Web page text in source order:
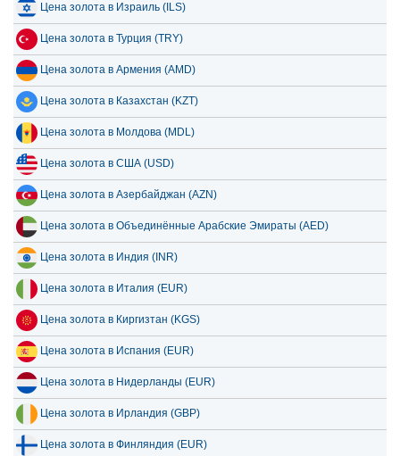
Цена золота в Израиль (ILS)
Цена золота в Турция (TRY)
Цена золота в Армения (AMD)
Цена золота в Казахстан (KZT)
Цена золота в Молдова (MDL)
Цена золота в США (USD)
Цена золота в Азербайджан (AZN)
Цена золота в Объединённые Арабские Эмираты (AED)
Цена золота в Индия (INR)
Цена золота в Италия (EUR)
Цена золота в Киргизтан (KGS)
Цена золота в Испания (EUR)
Цена золота в Нидерланды (EUR)
Цена золота в Ирландия (GBP)
Цена золота в Финляндия (EUR)